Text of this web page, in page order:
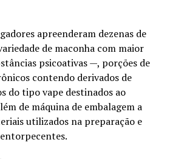
apreenderam dezenas de
de maconha com maior
psicoativas —, porções de
contendo derivados de
do tipo vape destinados ao
de máquina de embalagem a
utilizados na preparação e